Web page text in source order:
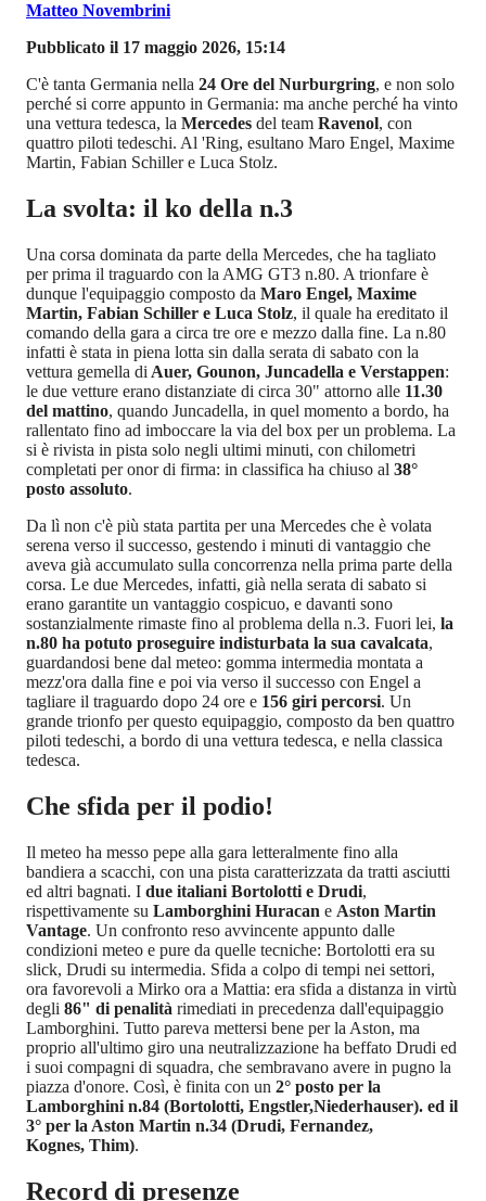
Matteo Novembrini
Pubblicato il 17 maggio 2026, 15:14
C'è tanta Germania nella 24 Ore del Nurburgring, e non solo
perché si corre appunto in Germania: ma anche perché ha vinto
una vettura tedesca, la Mercedes del team Ravenol, con
quattro piloti tedeschi. Al 'Ring, esultano Maro Engel, Maxime
Martin, Fabian Schiller e Luca Stolz.
La svolta: il ko della n.3
Una corsa dominata da parte della Mercedes, che ha tagliato
per prima il traguardo con la AMG GT3 n.80. A trionfare è
dunque l'equipaggio composto da Maro Engel, Maxime
Martin, Fabian Schiller e Luca Stolz, il quale ha ereditato il
comando della gara a circa tre ore e mezzo dalla fine. La n.80
infatti è stata in piena lotta sin dalla serata di sabato con la
vettura gemella di Auer, Gounon, Juncadella e Verstappen:
le due vetture erano distanziate di circa 30" attorno alle 11.30
del mattino, quando Juncadella, in quel momento a bordo, ha
rallentato fino ad imboccare la via del box per un problema. La
si è rivista in pista solo negli ultimi minuti, con chilometri
completati per onor di firma: in classifica ha chiuso al 38°
posto assoluto.
Da lì non c'è più stata partita per una Mercedes che è volata
serena verso il successo, gestendo i minuti di vantaggio che
aveva già accumulato sulla concorrenza nella prima parte della
corsa. Le due Mercedes, infatti, già nella serata di sabato si
erano garantite un vantaggio cospicuo, e davanti sono
sostanzialmente rimaste fino al problema della n.3. Fuori lei, la
n.80 ha potuto proseguire indisturbata la sua cavalcata,
guardandosi bene dal meteo: gomma intermedia montata a
mezz'ora dalla fine e poi via verso il successo con Engel a
tagliare il traguardo dopo 24 ore e 156 giri percorsi. Un
grande trionfo per questo equipaggio, composto da ben quattro
piloti tedeschi, a bordo di una vettura tedesca, e nella classica
tedesca.
Che sfida per il podio!
Il meteo ha messo pepe alla gara letteralmente fino alla
bandiera a scacchi, con una pista caratterizzata da tratti asciutti
ed altri bagnati. I due italiani Bortolotti e Drudi,
rispettivamente su Lamborghini Huracan e Aston Martin
Vantage. Un confronto reso avvincente appunto dalle
condizioni meteo e pure da quelle tecniche: Bortolotti era su
slick, Drudi su intermedia. Sfida a colpo di tempi nei settori,
ora favorevoli a Mirko ora a Mattia: era sfida a distanza in virtù
degli 86" di penalità rimediati in precedenza dall'equipaggio
Lamborghini. Tutto pareva mettersi bene per la Aston, ma
proprio all'ultimo giro una neutralizzazione ha beffato Drudi ed
i suoi compagni di squadra, che sembravano avere in pugno la
piazza d'onore. Così, è finita con un 2° posto per la
Lamborghini n.84 (Bortolotti, Engstler,Niederhauser). ed il
3° per la Aston Martin n.34 (Drudi, Fernandez,
Kognes, Thim).
Record di presenze